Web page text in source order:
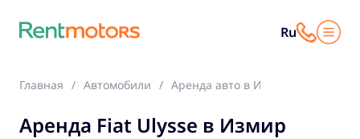
Ru
Главная Автомобили Аренда авто в Измир
Аренда Fiat Ulysse в Измир